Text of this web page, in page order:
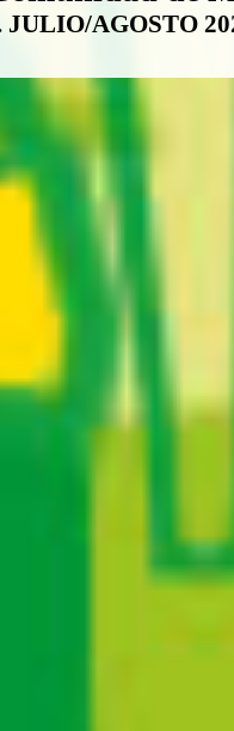
JULIO/AGOSTO